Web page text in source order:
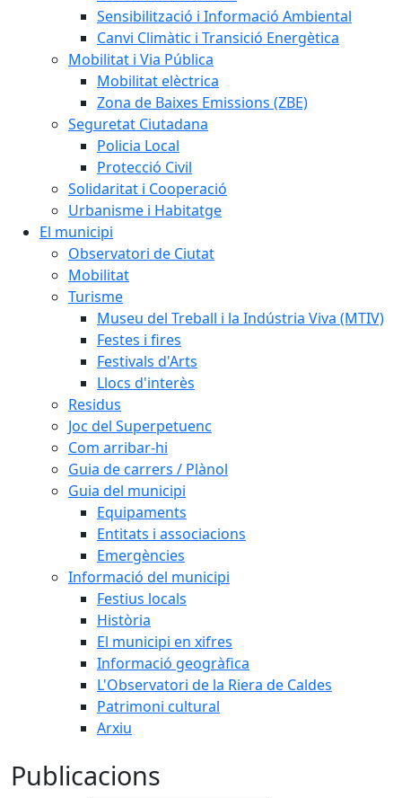
Sensibilització i Informació Ambiental
Canvi Climàtic i Transició Energètica
Mobilitat i Via Pública
Mobilitat elèctrica
Zona de Baixes Emissions (ZBE)
Seguretat Ciutadana
Policia Local
Protecció Civil
Solidaritat i Cooperació
Urbanisme i Habitatge
El municipi
Observatori de Ciutat
Mobilitat
Turisme
Museu del Treball i la Indústria Viva (MTIV)
Festes i fires
Festivals d'Arts
Llocs d'interès
Residus
Joc del Superpetuenc
Com arribar-hi
Guia de carrers / Plànol
Guia del municipi
Equipaments
Entitats i associacions
Emergències
Informació del municipi
Festius locals
Història
El municipi en xifres
Informació geogràfica
L'Observatori de la Riera de Caldes
Patrimoni cultural
Arxiu
Publicacions